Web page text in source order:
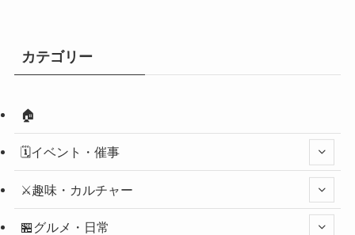
カテゴリー
🏠
🗓️イベント・催事
⚔️趣味・カルチャー
🏪グルメ・日常